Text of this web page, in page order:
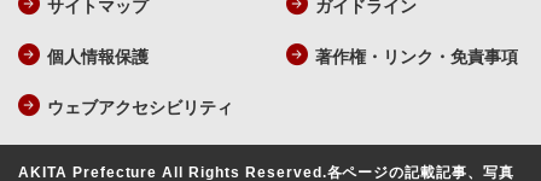
サイトマップ ガイドライン
個人情報保護 著作権・リンク・免責事項
ウェブアクセシビリティ
AKITA Prefecture All Rights Reserved.各ページの記載記事、写真